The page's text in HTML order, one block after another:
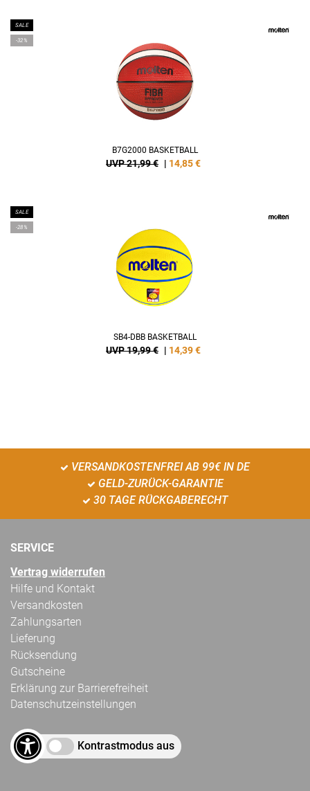
SALE
-32%
B7G2000 BASKETBALL
UVP 21,99 € | 14,85€
SALE
-28%
SB4-DBB BASKETBALL
UVP 19,99 € | 14,39€
VERSANDKOSTENFREI AB 99€ IN DE
GELD-ZURÜCK-GARANTIE
30 TAGE RÜCKGABERECHT
SERVICE
Vertrag widerrufen
Hilfe und Kontakt
Versandkosten
Zahlungsarten
Lieferung
Rücksendung
Gutscheine
Erklärung zur Barrierefreiheit
Datenschutzeinstellungen
Kontrastmodus aus